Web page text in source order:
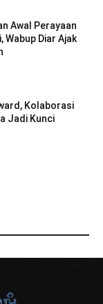
Awal Perayaan
Wabup Diar Ajak
Kolaborasi
Jadi Kunci